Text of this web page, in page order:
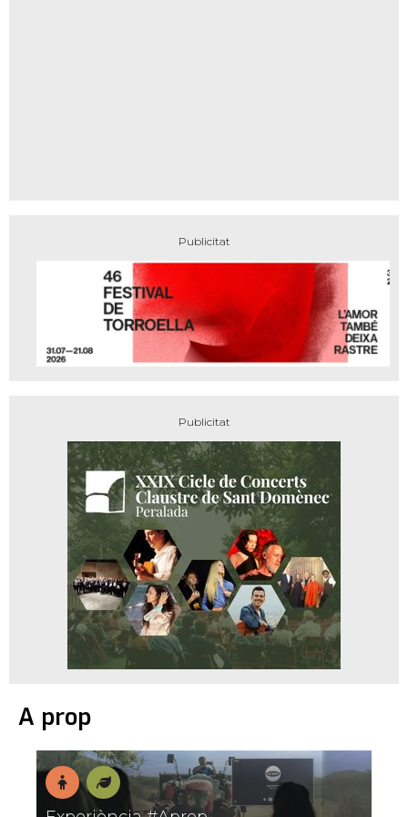
A prop
En
Natura